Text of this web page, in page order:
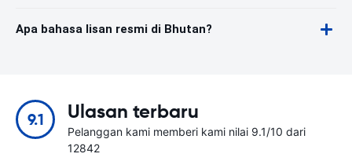
Apa bahasa lisan resmi di Bhutan?
9.1 Ulasan terbaru
Pelanggan kami memberi kami nilai 9.1/10 dari
12842